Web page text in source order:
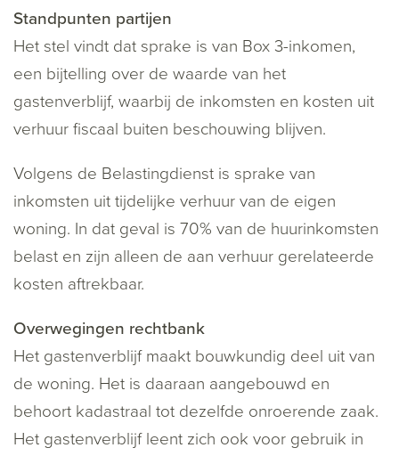
Standpunten partijen
Het stel vindt dat sprake is van Box 3-inkomen,
een bijtelling over de waarde van het
gastenverblijf, waarbij de inkomsten en kosten uit
verhuur fiscaal buiten beschouwing blijven.
Volgens de Belastingdienst is sprake van
inkomsten uit tijdelijke verhuur van de eigen
woning. In dat geval is 70% van de huurinkomsten
belast en zijn alleen de aan verhuur gerelateerde
kosten aftrekbaar.
Overwegingen rechtbank
Het gastenverblijf maakt bouwkundig deel uit van
de woning. Het is daaraan aangebouwd en
behoort kadastraal tot dezelfde onroerende zaak.
Het gastenverblijf leent zich ook voor gebruik in